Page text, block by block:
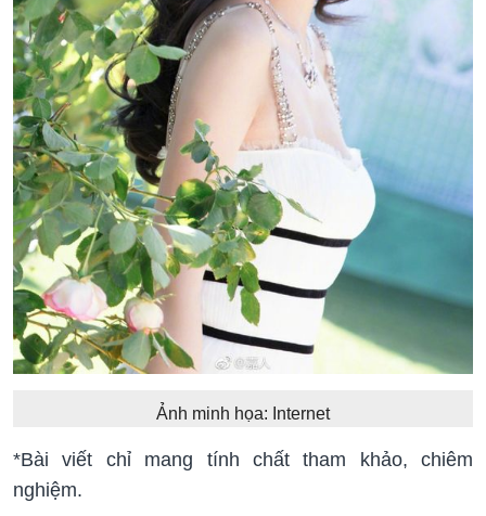
Ảnh minh họa: Internet
*Bài viết chỉ mang tính chất tham khảo, chiêm
nghiệm.